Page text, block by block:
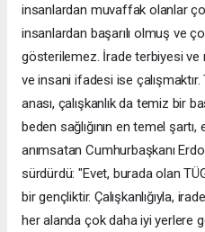
insanlardan muvaffak olanlar
insanlardan başarılı olmuş ve
gösterilemez. İrade terbiyesi
ve insani ifadesi ise çalışmaktır.
anası, çalışkanlık da temiz bir
beden sağlığının en temel
anımsatan Cumhurbaşkanı
sürdürdü: "Evet, burada olan
bir gençliktir. Çalışkanlığıyla,
her alanda çok daha iyi yerlere